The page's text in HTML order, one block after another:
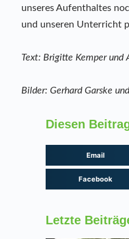
unseres Aufenthaltes
und unseren Unterricht
Text: Brigitte Kemper und
Bilder: Gerhard Garske
Diesen
Email
Facebook
Letzte